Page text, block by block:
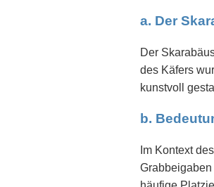
a. Der
Der
des Käfers
kunstvoll
b.
Im Kontext